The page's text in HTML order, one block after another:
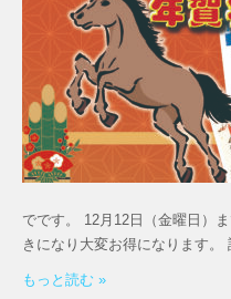
でです。 12月12日（金曜日）
きになり大変お得になります。
もっと読む »